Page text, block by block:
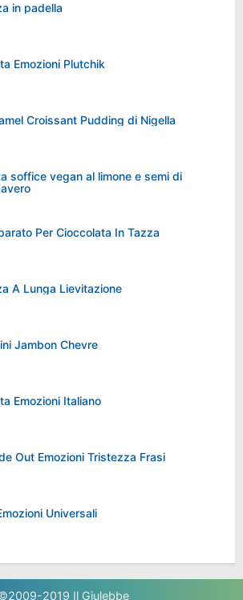
in padella
Emozioni Plutchik
Croissant Pudding di Nigella
soffice vegan al limone e semi di
Per Cioccolata In Tazza
A Lunga Lievitazione
Jambon Chevre
Emozioni Italiano
Out Emozioni Tristezza Frasi
Universali
2019 Il Giulebbe